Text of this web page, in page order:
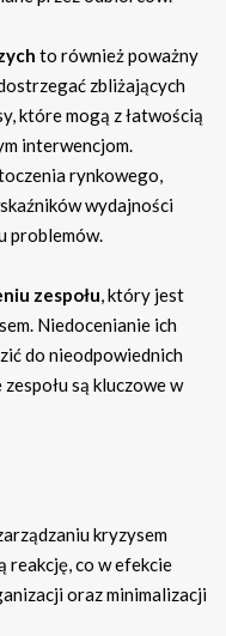
to również poważny
zbliżających
które mogą z łatwością
interwencjom.
rynkowego,
wydajności
problemów.
zespołu, który jest
Niedocenianie ich
do nieodpowiednich
są kluczowe w
kryzysem
reakcję, co w efekcie
oraz minimalizacji